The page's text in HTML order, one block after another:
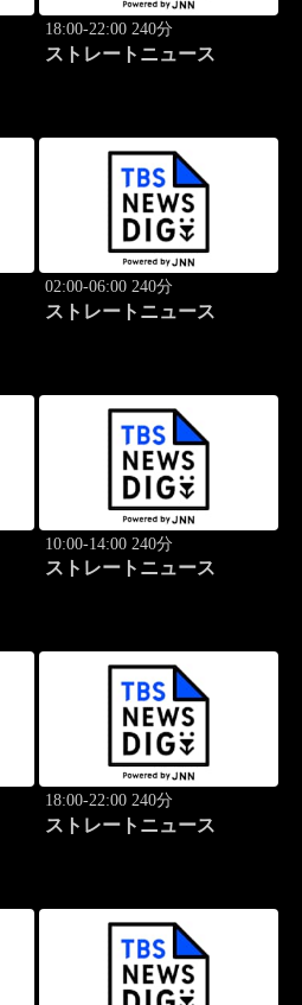
18:00-22:00 240分
ストレートニュース
02:00-06:00 240分
ストレートニュース
10:00-14:00 240分
ストレートニュース
18:00-22:00 240分
ストレートニュース